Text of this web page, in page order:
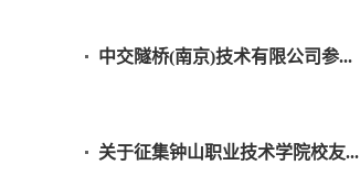
中交隧桥(南京)技术有限公司参...
关于征集钟山职业技术学院校友...